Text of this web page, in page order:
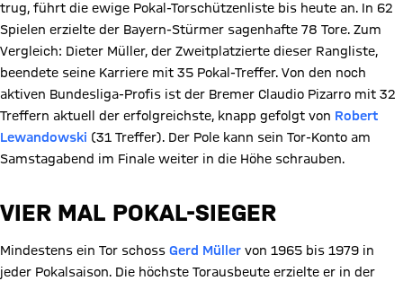
trug, führt die ewige Pokal-Torschützenliste bis heute an. In 62
Spielen erzielte der Bayern-Stürmer sagenhafte 78 Tore. Zum
Vergleich: Dieter Müller, der Zweitplatzierte dieser Rangliste,
beendete seine Karriere mit 35 Pokal-Treffer. Von den noch
aktiven Bundesliga-Profis ist der Bremer Claudio Pizarro mit 32
Treffern aktuell der erfolgreichste, knapp gefolgt von Robert
Lewandowski (31 Treffer). Der Pole kann sein Tor-Konto am
Samstagabend im Finale weiter in die Höhe schrauben.
VIER MAL POKAL-SIEGER
Mindestens ein Tor schoss Gerd Müller von 1965 bis 1979 in
jeder Pokalsaison. Die höchste Torausbeute erzielte er in der